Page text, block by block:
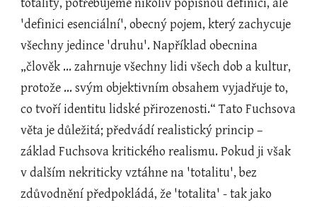
totality, potřebujeme nikoliv popisnou definici, ale
'definici esenciální', obecný pojem, který zachycuje
všechny jedince 'druhu'. Například obecnina
„člověk ... zahrnuje všechny lidi všech dob a kultur,
protože ... svým objektivním obsahem vyjadřuje to,
co tvoří identitu lidské přirozenosti.“ Tato Fuchsova
věta je důležitá; předvádí realistický princip –
základ Fuchsova kritického realismu. Pokud ji však
v dalším nekriticky vztáhne na 'totalitu', bez
zdůvodnění předpokládá, že 'totalita' - tak jako